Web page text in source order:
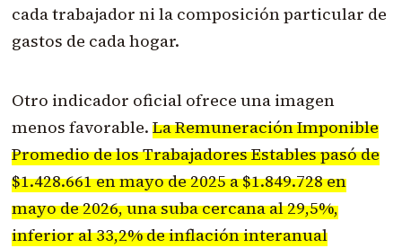
cada trabajador ni la composición particular de
gastos de cada hogar.
Otro indicador oficial ofrece una imagen
menos favorable. La Remuneración Imponible
Promedio de los Trabajadores Estables pasó de
$1.428.661 en mayo de 2025 a $1.849.728 en
mayo de 2026, una suba cercana al 29,5%,
inferior al 33,2% de inflación interanual